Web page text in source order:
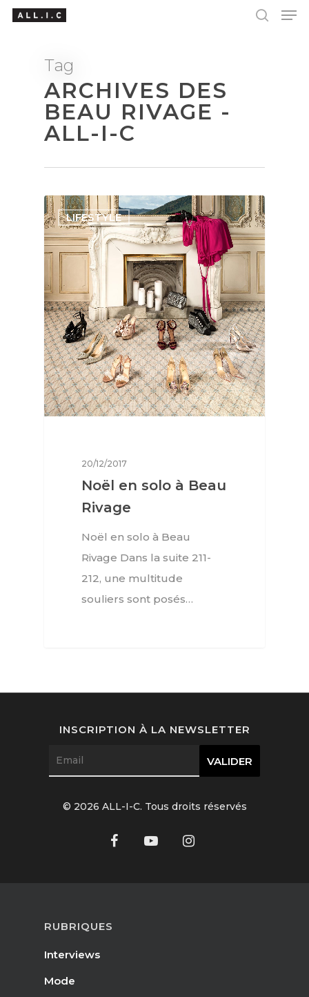
Hit enter to search or ESC to close
Tag
ARCHIVES DES
BEAU RIVAGE -
ALL-I-C
LIFESTYLE
20/12/2017
Noël en solo à Beau
Rivage
Noël en solo à Beau
Rivage Dans la suite 211-
212, une multitude
souliers sont posés…
RUBRIQUES
Interviews
Mode
INSCRIPTION À LA NEWSLETTER
© 2026 ALL-I-C. Tous droits réservés
Horlogerie
Joaillerie
Beauté
Lifestyle